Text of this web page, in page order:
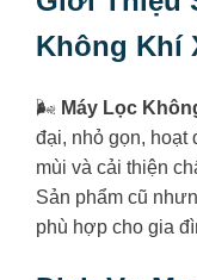
Không Khí
🌬️ Máy Lọc
đại, nhỏ gọn, hoạt
mùi và cải thiện
Sản phẩm cũ
phù hợp cho gia